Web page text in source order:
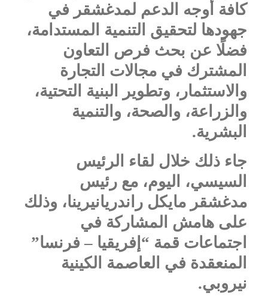
كافة أوجه الدعم لمدغشقر في
جهودها لتحقيق التنمية المستدامة،
فضلًا عن بحث فرص التعاون
المشترك في مجالات التجارة
والاستثمار، وتطوير البنية التحتية،
والزراعة، والصحة، والتنمية
البشرية.
جاء ذلك خلال لقاء الرئيس
السيسي، اليوم، مع رئيس
مدغشقر مايكل راندريانيرينا، وذلك
على هامش المشاركة في
اجتماعات قمة “إفريقيا – فرنسا”
المنعقدة في العاصمة الكينية
نيروبي.